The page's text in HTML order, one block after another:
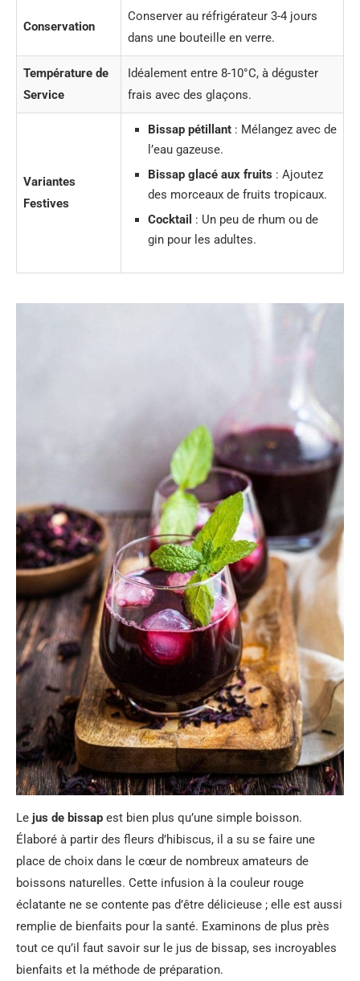
Conservation
Conserver au réfrigérateur 3-4 jours
dans une bouteille en verre.
Température de
Service
Idéalement entre 8-10°C, à déguster
frais avec des glaçons.
Variantes
Festives
Bissap pétillant : Mélangez avec de
l’eau gazeuse.
Bissap glacé aux fruits : Ajoutez
des morceaux de fruits tropicaux.
Cocktail : Un peu de rhum ou de
gin pour les adultes.
Le jus de bissap est bien plus qu’une simple boisson.
Élaboré à partir des fleurs d’hibiscus, il a su se faire une
place de choix dans le cœur de nombreux amateurs de
boissons naturelles. Cette infusion à la couleur rouge
éclatante ne se contente pas d’être délicieuse ; elle est aussi
remplie de bienfaits pour la santé. Examinons de plus près
tout ce qu’il faut savoir sur le jus de bissap, ses incroyables
bienfaits et la méthode de préparation.